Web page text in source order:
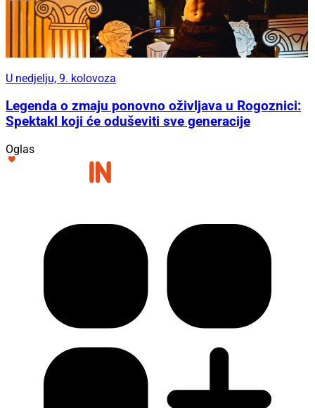
U nedjelju, 9. kolovoza
Legenda o zmaju ponovno oživljava u Rogoznici:
Spektakl koji će oduševiti sve generacije
Oglas